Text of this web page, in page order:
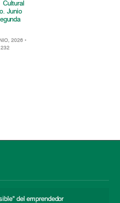
Cultural
Junio
2026 •
del emprendedor